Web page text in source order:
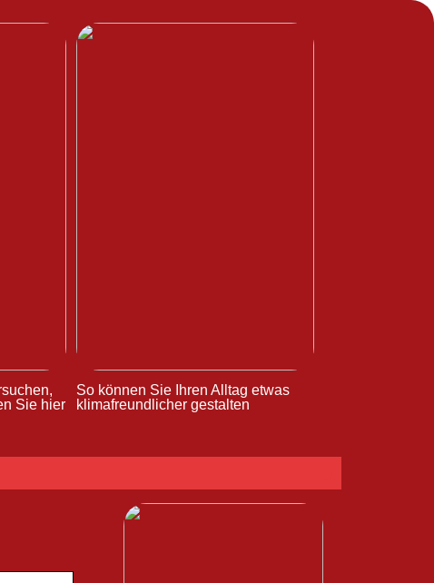
Sie hier
So können Sie Ihren Alltag etwas
klimafreundlicher gestalten